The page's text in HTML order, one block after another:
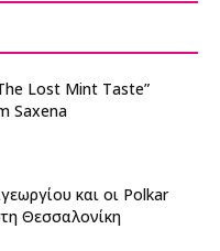
Lost Mint Taste”
Saxena
και οι Polkar
Θεσσαλονίκη